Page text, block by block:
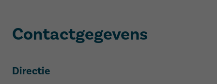
Contactgegevens
Directie